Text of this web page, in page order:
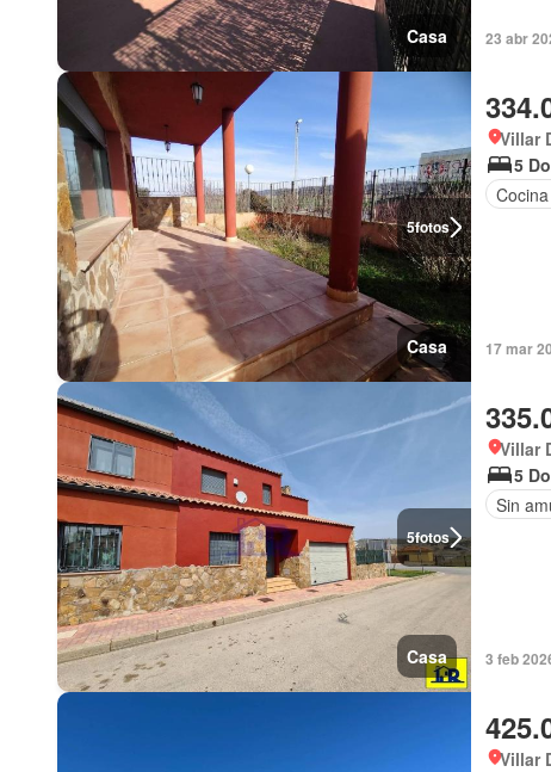
Casa 23 abr
5fotos
Casa
Villar
5
17 mar
5fotos
Casa
Villar
5
Sin
3 feb
Villar